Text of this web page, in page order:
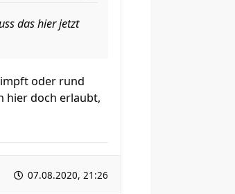
das hier jetzt
oder rund
hier doch erlaubt,
07.08.2020, 21:26